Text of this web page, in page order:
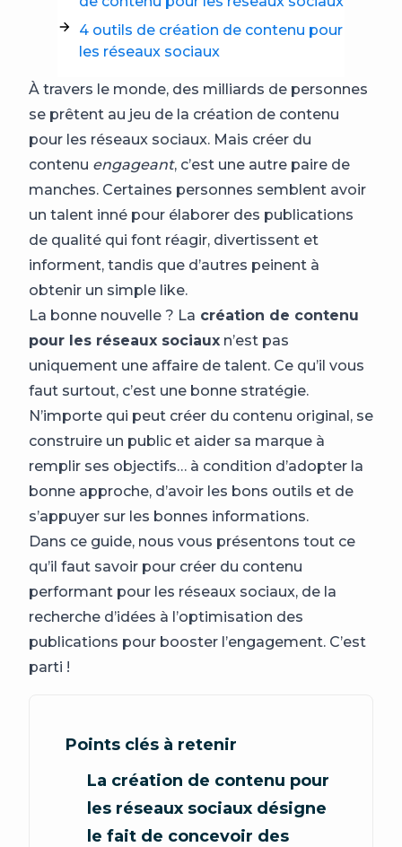
4 outils de création de contenu pour
les réseaux sociaux
À travers le monde, des milliards de personnes
se prêtent au jeu de la création de contenu
pour les réseaux sociaux. Mais créer du
contenu engageant, c’est une autre paire de
manches. Certaines personnes semblent avoir
un talent inné pour élaborer des publications
de qualité qui font réagir, divertissent et
informent, tandis que d’autres peinent à
obtenir un simple like.
La bonne nouvelle ? La création de contenu
pour les réseaux sociaux n’est pas
uniquement une affaire de talent. Ce qu’il vous
faut surtout, c’est une bonne stratégie.
N’importe qui peut créer du contenu original, se
construire un public et aider sa marque à
remplir ses objectifs… à condition d’adopter la
bonne approche, d’avoir les bons outils et de
s’appuyer sur les bonnes informations.
Dans ce guide, nous vous présentons tout ce
qu’il faut savoir pour créer du contenu
performant pour les réseaux sociaux, de la
recherche d’idées à l’optimisation des
publications pour booster l’engagement. C’est
parti !
Points clés à retenir
La création de contenu pour
les réseaux sociaux désigne
le fait de concevoir des